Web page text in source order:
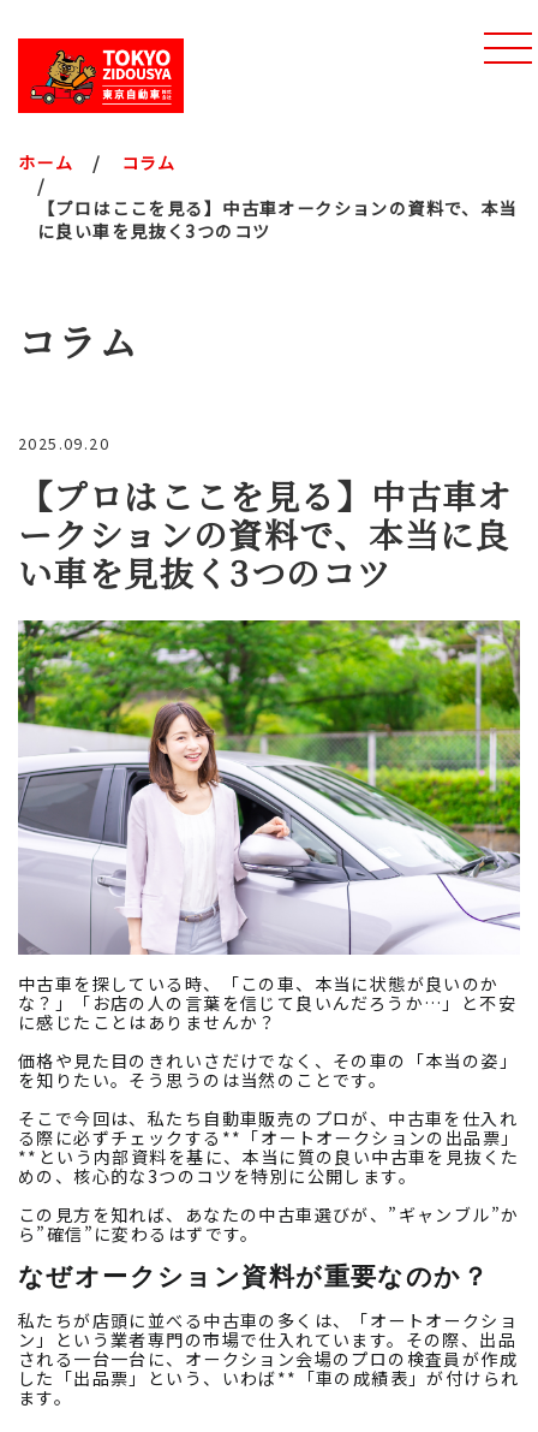
ホーム
コラム
【プロはここを見る】中古車オークションの資料で、本当
に良い車を見抜く3つのコツ
コラム
2025.09.20
【プロはここを見る】中古車オ
ークションの資料で、本当に良
い車を見抜く3つのコツ
中古車を探している時、「この車、本当に状態が良いのか
な？」「お店の人の言葉を信じて良いんだろうか…」と不安
に感じたことはありませんか？
価格や見た目のきれいさだけでなく、その車の「本当の姿」
を知りたい。そう思うのは当然のことです。
そこで今回は、私たち自動車販売のプロが、中古車を仕入れ
る際に必ずチェックする**「オートオークションの出品票」
**という内部資料を基に、本当に質の良い中古車を見抜くた
めの、核心的な3つのコツを特別に公開します。
この見方を知れば、あなたの中古車選びが、”ギャンブル”か
ら”確信”に変わるはずです。
なぜオークション資料が重要なのか？
私たちが店頭に並べる中古車の多くは、「オートオークショ
ン」という業者専門の市場で仕入れています。その際、出品
される一台一台に、オークション会場のプロの検査員が作成
した「出品票」という、いわば**「車の成績表」が付けられ
ます。